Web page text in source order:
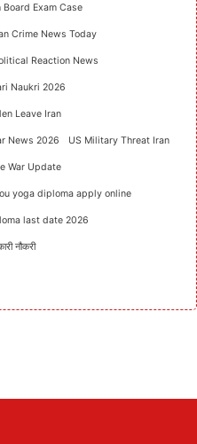
Exam Case
Crime News Today
Reaction News
Naukri 2026
Leave Iran
News 2026 US Military Threat Iran
War Update
yoga diploma apply online
last date 2026
नौकरी